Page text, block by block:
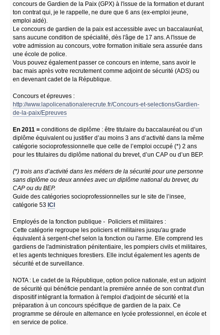
concours de Gardien de la Paix (GPX) à l'issue de la formation et durant
ton contrat qui, je le rappelle, ne dure que 6 ans (ex-emploi jeune,
emploi aidé).
Le concours de gardien de la paix est accessible avec un baccalauréat,
sans aucune condition de spécialité, dès l'âge de 17 ans. A l'issue de
votre admission au concours, votre formation initiale sera assurée dans
une école de police.
Vous pouvez également passer ce concours en interne, sans avoir le
bac mais après votre recrutement comme adjoint de sécurité (ADS) ou
en devenant cadet de la République.
Concours et épreuves :
http://www.lapolicenationalerecrute.fr/Concours-et-selections/Gardien-
de-la-paix/Epreuves
En 2011 = conditions de diplôme : être titulaire du baccalauréat ou d’un
diplôme équivalent ou justifier d’au moins 3 ans d’activité dans la même
catégorie socioprofessionnelle que celle de l’emploi occupé (*) 2 ans
pour les titulaires du diplôme national du brevet, d’un CAP ou d’un BEP.
(*) trois ans d’activité dans les métiers de la sécurité pour une personne
sans diplôme ou deux années avec un diplôme national du brevet, du
CAP ou du BEP.
Guide des catégories socioprofessionnelles sur le site de l’insee,
catégorie 53 ICI
Employés de la fonction publique - Policiers et militaires :
Cette catégorie regroupe les policiers et militaires jusqu'au grade
équivalent à sergent-chef selon la fonction ou l'arme. Elle comprend les
gardiens de l'administration pénitentiaire, les pompiers civils et militaires,
et les agents techniques forestiers. Elle inclut également les agents de
sécurité et de surveillance.
NOTA : Le cadet de la République, option police nationale, est un adjoint
de sécurité qui bénéficie pendant la première année de son contrat d'un
dispositif intégrant la formation à l'emploi d'adjoint de sécurité et la
préparation à un concours spécifique de gardien de la paix. Ce
programme se déroule en alternance en lycée professionnel, en école et
en service de police.